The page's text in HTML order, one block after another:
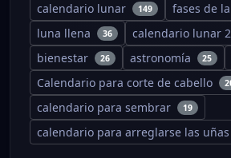
calendario lunar 149 fases de
luna llena 36 calendario lunar
bienestar 26 astronomía 25
Calendario para corte de cabello
calendario para sembrar 19
calendario para arreglarse las uñas